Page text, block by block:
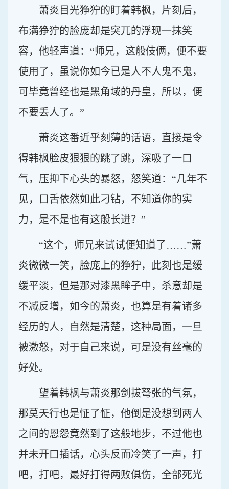
萧炎目光狰狞的盯着韩枫，片刻后，
布满狰狞的脸庞却是突兀的浮现一抹笑
容，他轻声道：“师兄，这般伎俩，便不要
使用了，虽说你如今已是人不人鬼不鬼，
可毕竟曾经也是黑角域的丹皇，所以，便
不要丢人了。”
萧炎这番近乎刻薄的话语，直接是令
得韩枫脸皮狠狠的跳了跳，深吸了一口
气，压抑下心头的暴怒，怒笑道：“几年不
见，口舌依然如此刁钻，不知道你的实
力，是不是也有这般长进？”
“这个，师兄来试试便知道了……”萧
炎微微一笑，脸庞上的狰狞，此刻也是缓
缓平淡，但是那对漆黑眸子中，杀意却是
不减反增，如今的萧炎，也算是有着诸多
经历的人，自然是清楚，这种局面，一旦
被激怒，对于自己来说，可是没有丝毫的
好处。
望着韩枫与萧炎那剑拔弩张的气氛，
那莫天行也是怔了怔，他倒是没想到两人
之间的恩怨竟然到了这般地步，不过他也
并未开口插话，心头反而冷笑了一声，打
吧，打吧，最好打得两败俱伤，全部死光